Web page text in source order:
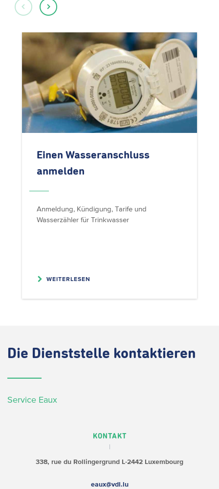
Einen Wasseranschluss
anmelden
Anmeldung, Kündigung, Tarife und
Wasserzähler für Trinkwasser
WEITERLESEN
Die Dienststelle kontaktieren
Service Eaux
KONTAKT
338, rue du Rollingergrund L-2442 Luxembourg
eaux@vdl.lu